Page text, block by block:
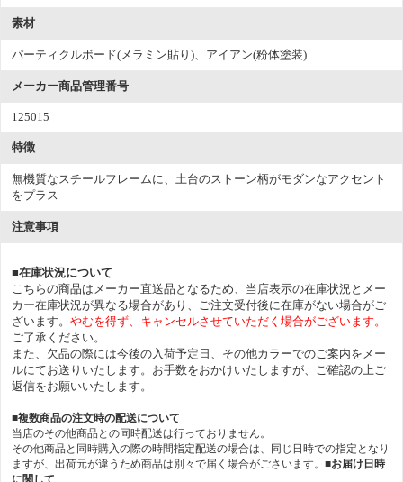
素材
パーティクルボード(メラミン貼り)、アイアン(粉体塗装)
メーカー商品管理番号
125015
特徴
無機質なスチールフレームに、土台のストーン柄がモダンなアクセント
をプラス
注意事項
■在庫状況について
こちらの商品はメーカー直送品となるため、当店表示の在庫状況とメー
カー在庫状況が異なる場合があり、ご注文受付後に在庫がない場合がご
ざいます。 やむを得ず、キャンセルさせていただく場合がございます。
ご了承ください。
また、欠品の際には今後の入荷予定日、その他カラーでのご案内をメー
ルにてお送りいたします。お手数をおかけいたしますが、ご確認の上ご
返信をお願いいたします。
■複数商品の注文時の配送について
当店のその他商品との同時配送は行っておりません。
その他商品と同時購入の際の時間指定配送の場合は、同じ日時での指定となり
ますが、出荷元が違うため商品は別々で届く場合がごさいます。 ■お届け日時